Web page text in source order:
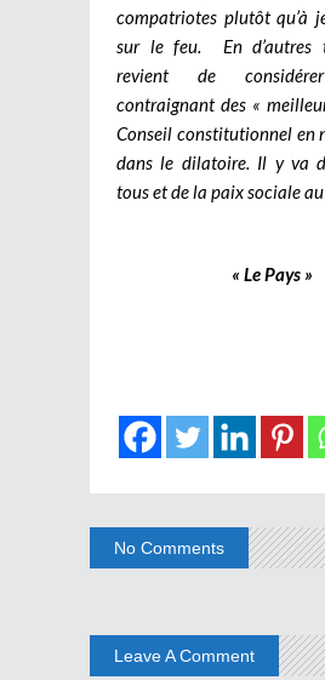
compatriotes plutôt qu’à
sur le feu. En d’autres
revient de
contraignant des «
Conseil constitutionnel en
dans le dilatoire. Il y va
tous et de la paix sociale au
« Le Pays »
No Comments
Leave A Comment